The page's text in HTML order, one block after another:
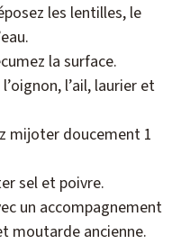
les lentilles, le
la surface.
l’ail, laurier et
mijoter doucement 1
sel et poivre.
un accompagnement
moutarde ancienne.